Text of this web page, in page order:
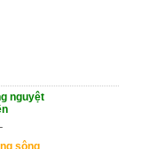
nguyệt
sông